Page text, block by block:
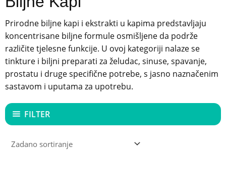
Prirodne biljne kapi i ekstrakti u kapima predstavljaju
koncentrisane biljne formule osmišljene da podrže
različite tjelesne funkcije. U ovoj kategoriji nalaze se
tinkture i biljni preparati za želudac, sinuse, spavanje,
prostatu i druge specifične potrebe, s jasno naznačenim
sastavom i uputama za upotrebu.
FILTER